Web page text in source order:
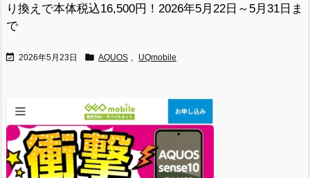
り換えで本体税込16,500円！2026年5月22日～5月31日ま
で
 2026年5月23日  AQUOS UQmobile